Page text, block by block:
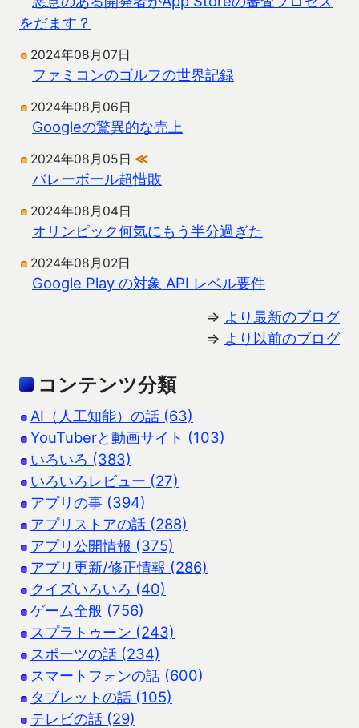
をだます？
2024年08月07日
ファミコンのゴルフの世界記録
2024年08月06日
Googleの驚異的な売上
2024年08月05日 ≪
バレーボール超惜敗
2024年08月04日
オリンピック何気にもう半分過ぎた
2024年08月02日
Google Play の対象 API レベル要件
⇒ より最新のブログ
⇒ より以前のブログ
コンテンツ分類
AI（人工知能）の話 (63)
YouTuberと動画サイト (103)
いろいろ (383)
いろいろレビュー (27)
アプリの事 (394)
アプリストアの話 (288)
アプリ公開情報 (375)
アプリ更新/修正情報 (286)
クイズいろいろ (40)
ゲーム全般 (756)
スプラトゥーン (243)
スポーツの話 (234)
スマートフォンの話 (600)
タブレットの話 (105)
テレビの話 (29)